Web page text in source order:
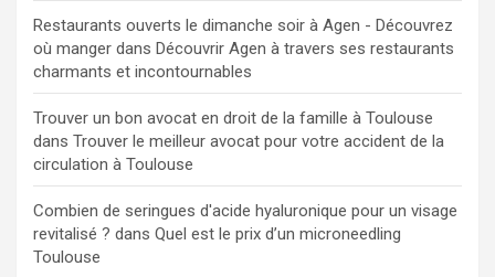
Restaurants ouverts le dimanche soir à Agen - Découvrez
où manger dans Découvrir Agen à travers ses restaurants
charmants et incontournables
Trouver un bon avocat en droit de la famille à Toulouse
dans Trouver le meilleur avocat pour votre accident de la
circulation à Toulouse
Combien de seringues d'acide hyaluronique pour un visage
revitalisé ? dans Quel est le prix d’un microneedling
Toulouse